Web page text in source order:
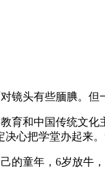
镜头有些腼腆。但
育和中国传统文
心把学堂办起来。
的童年，6岁放牛